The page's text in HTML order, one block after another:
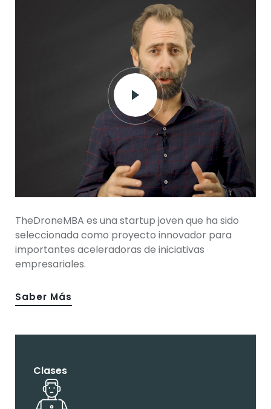
TheDroneMBA es una startup joven que ha sido
seleccionada como proyecto innovador para
importantes aceleradoras de iniciativas
empresariales.
Saber Más
Clases